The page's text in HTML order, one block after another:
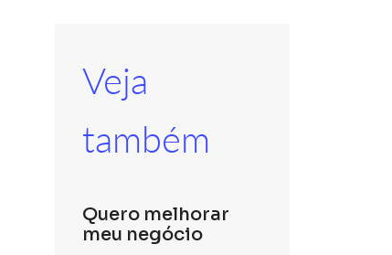
Veja
também
Quero melhorar
meu negócio